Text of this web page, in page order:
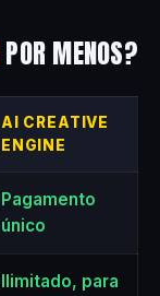
POR MENOS?
AI CREATIVE
ENGINE
Pagamento
único
Ilimitado, para